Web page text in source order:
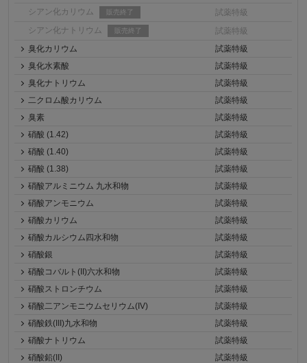
シアン化カリウム
販売終了
試薬特級
シアン化ナトリウム
販売終了
試薬特級
臭化カリウム
試薬特級
臭化水素酸
試薬特級
臭化ナトリウム
試薬特級
二クロム酸カリウム
試薬特級
臭素
試薬特級
硝酸 (1.42)
試薬特級
硝酸 (1.40)
試薬特級
硝酸 (1.38)
試薬特級
硝酸アルミニウム 九水和物
試薬特級
硝酸アンモニウム
試薬特級
硝酸カリウム
試薬特級
硝酸カルシウム四水和物
試薬特級
硝酸銀
試薬特級
硝酸コバルト(II)六水和物
試薬特級
硝酸ストロンチウム
試薬特級
硝酸二アンモニウムセリウム(IV)
試薬特級
硝酸鉄(III)九水和物
試薬特級
硝酸ナトリウム
試薬特級
硝酸鉛(II)
試薬特級